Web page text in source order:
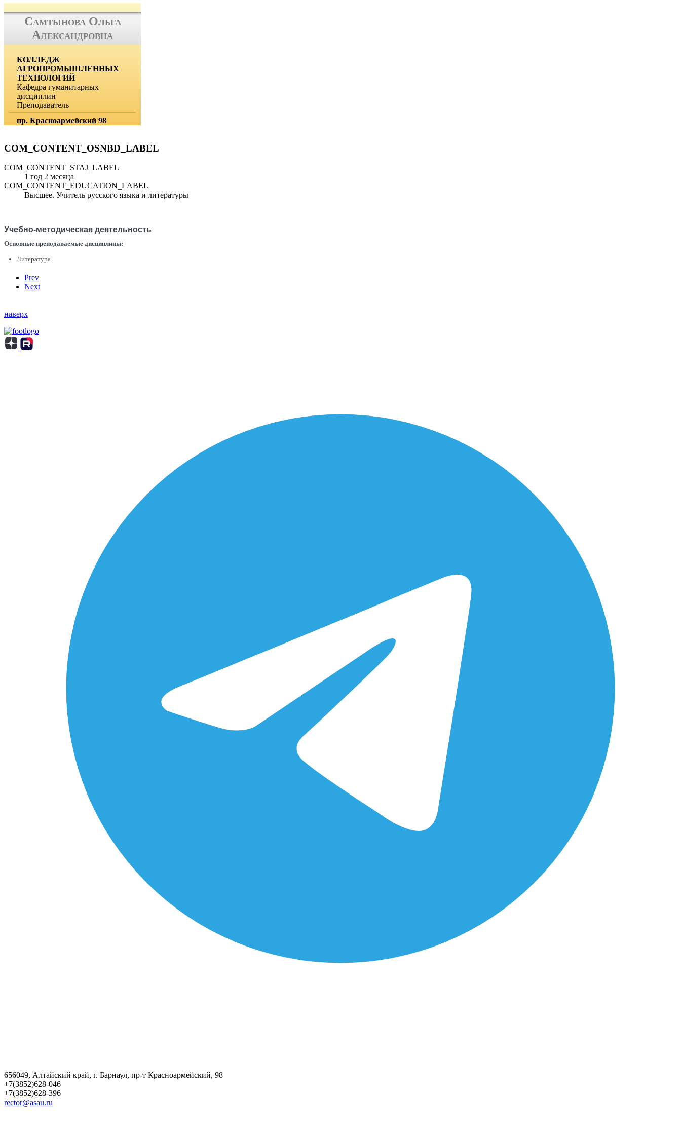
Самтынова Ольга
Александровна
КОЛЛЕДЖ
АГРОПРОМЫШЛЕННЫХ
ТЕХНОЛОГИЙ
Кафедра гуманитарных
дисциплин
Преподаватель
пр. Красноармейский 98
COM_CONTENT_OSNBD_LABEL
COM_CONTENT_STAJ_LABEL
1 год 2 месяца
COM_CONTENT_EDUCATION_LABEL
Высшее. Учитель русского языка и литературы
Учебно-методическая деятельность
Основные преподаваемые дисциплины:
Литература
Prev
Next
наверх
656049, Алтайский край, г. Барнаул, пр-т Красноармейский, 98
+7(3852)628-046
+7(3852)628-396
rector@asau.ru